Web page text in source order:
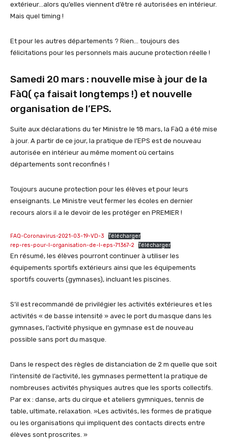
extérieur…alors qu’elles viennent d’être ré autorisées en intérieur.
Mais quel timing !
Et pour les autres départements ? Rien… toujours des
félicitations pour les personnels mais aucune protection réelle !
Samedi 20 mars : nouvelle mise à jour de la
FàQ( ça faisait longtemps !) et nouvelle
organisation de l’EPS.
Suite aux déclarations du 1er Ministre le 18 mars, la FàQ a été mise
à jour. A partir de ce jour, la pratique de l’EPS est de nouveau
autorisée en intérieur au même moment où certains
départements sont reconfinés !
Toujours aucune protection pour les élèves et pour leurs
enseignants. Le Ministre veut fermer les écoles en dernier
recours alors il a le devoir de les protéger en PREMIER !
FAQ-Coronavirus-2021-03-19-VD-3
Télécharger
rep-res-pour-l-organisation-de-l-eps-71367-2
Télécharger
En résumé, les élèves pourront continuer à utiliser les
équipements sportifs extérieurs ainsi que les équipements
sportifs couverts (gymnases), incluant les piscines.
S’il est recommandé de privilégier les activités extérieures et les
activités « de basse intensité » avec le port du masque dans les
gymnases, l’activité physique en gymnase est de nouveau
possible sans port du masque.
Dans le respect des règles de distanciation de 2 m quelle que soit
l’intensité de l’activité, les gymnases permettent la pratique de
nombreuses activités physiques autres que les sports collectifs.
Par ex : danse, arts du cirque et ateliers gymniques, tennis de
table, ultimate, relaxation. »Les activités, les formes de pratique
ou les organisations qui impliquent des contacts directs entre
élèves sont proscrites. »